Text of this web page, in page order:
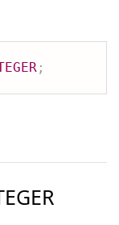
;